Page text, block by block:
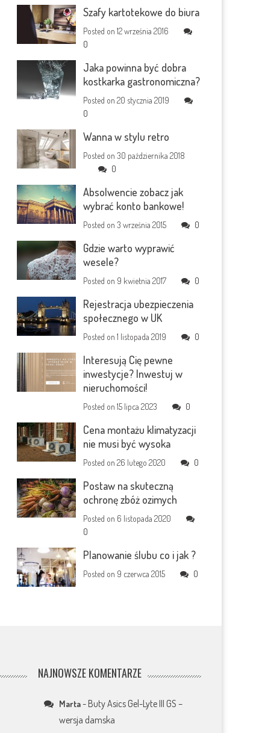
Szafy kartotekowe do biura
Posted on12 września 2016
0
Jaka powinna być dobra
kostkarka gastronomiczna?
Posted on20 stycznia 2019
0
Wanna w stylu retro
Posted on30 października 2018
0
Absolwencie zobacz jak
wybrać konto bankowe!
Posted on3 września 2015 0
Gdzie warto wyprawić
wesele?
Posted on 9 kwietnia 2017 0
Rejestracja ubezpieczenia
społecznego w UK
Posted on1 listopada 2019 0
Interesują Cię pewne
inwestycje? Inwestuj w
nieruchomości!
Posted on15 lipca 2023 0
Cena montażu klimatyzacji
nie musi być wysoka
Posted on26 lutego 2020 0
Postaw na skuteczną
ochronę zbóż ozimych
Posted on 6 listopada 2020
0
Planowanie ślubu co i jak ?
Posted on 9 czerwca 2015 0
NAJNOWSZE KOMENTARZE
Marta- Buty Asics Gel-Lyte III GS –
wersja damska